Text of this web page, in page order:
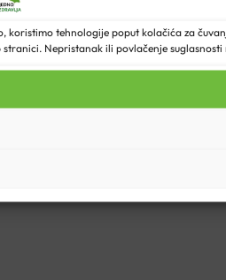
koristimo tehnologije poput kolačića za
Nepristanak ili povlačenje